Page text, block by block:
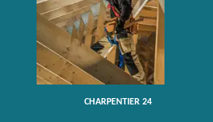
CHARPENTIER 24